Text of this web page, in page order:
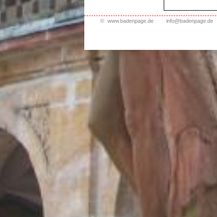
© www.badenpage.de info@badenpage.de